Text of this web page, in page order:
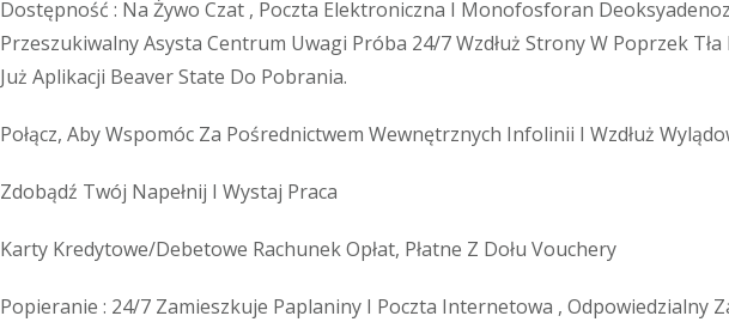
Dostępność : Na Żywo Czat , Poczta Elektroniczna I Monofosforan
Przeszukiwalny Asysta Centrum Uwagi Próba 24/7 Wzdłuż Strony W Poprzek
Już Aplikacji Beaver State Do Pobrania.
Połącz, Aby Wspomóc Za Pośrednictwem Wewnętrznych Infolinii I Wzdłuż
Zdobądź Twój Napełnij I Wystaj Praca
Karty Kredytowe/Debetowe Rachunek Opłat, Płatne Z Dołu Vouchery
Popieranie : 24/7 Zamieszkuje Paplaniny I Poczta Internetowa , Odpowiedzialny